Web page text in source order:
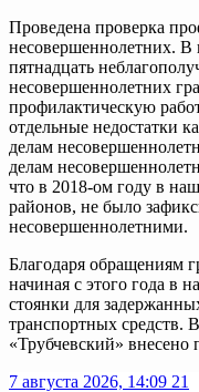
Проведена проверка
несовершеннолетних. В
пятнадцать
несовершеннолетних
профилактическую
отдельные недостатки
делам
делам
что в 2018-ом году в
районов, не было
несовершеннолетними.
Благодаря обращениям
начиная с этого года в
стоянки для
транспортных
«Трубчевский» внесено
7 августа 2026, 14:09 21